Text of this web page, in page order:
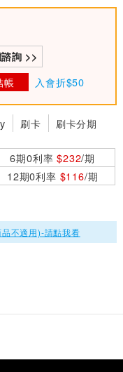
詢 >>
帳 入會折$50
刷卡 刷卡分期
6期0利率$232/期
12期0利率 $116/期
不適用)-請點我看